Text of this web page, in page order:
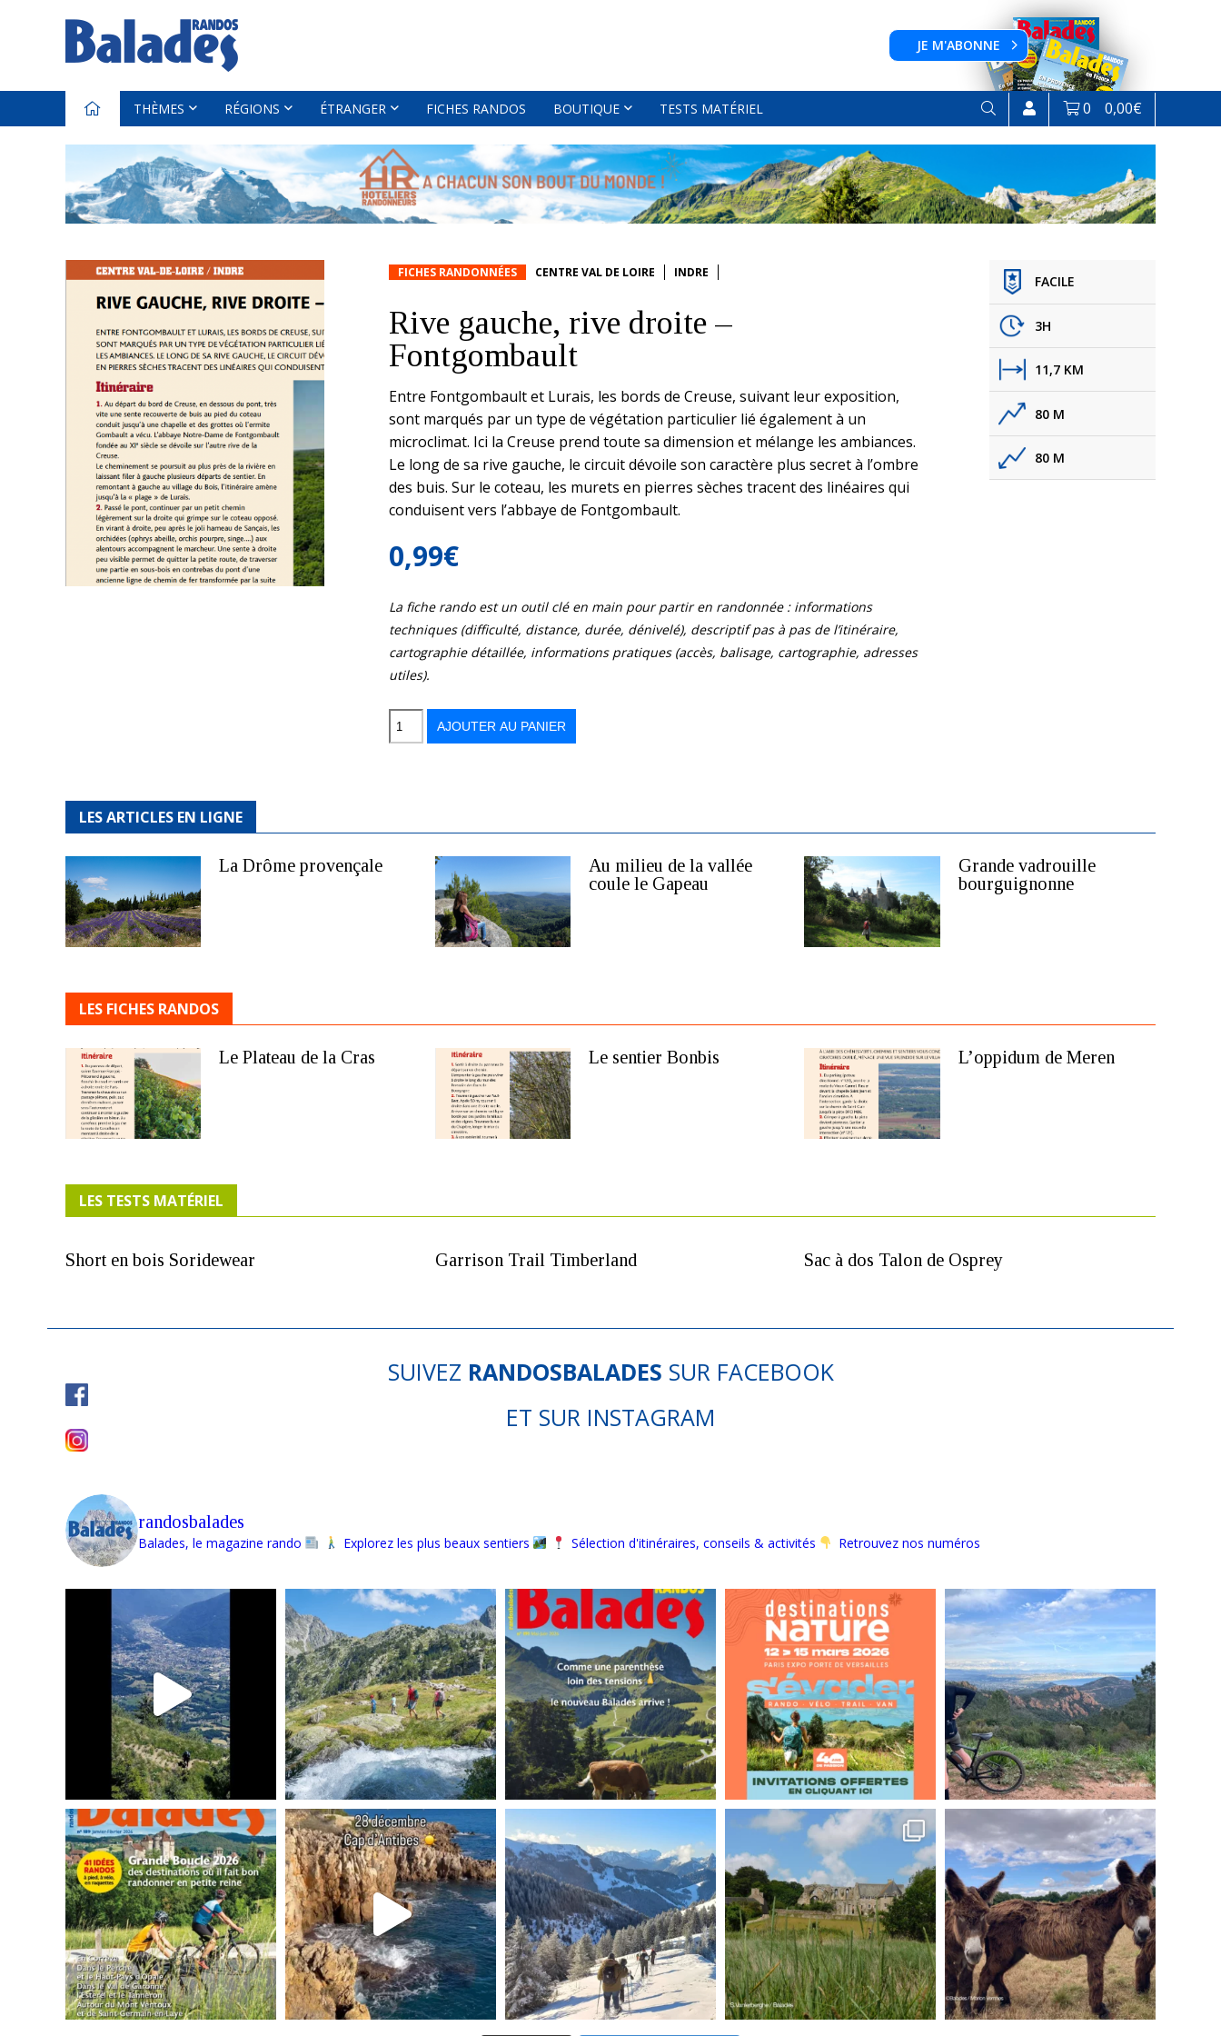
JE M'ABONNE
THÈMES RÉGIONS ÉTRANGER FICHES RANDOS BOUTIQUE TESTS MATÉRIEL 0 0,00€
FICHES RANDONNÉES CENTRE VAL DE LOIRE INDRE
Rive gauche, rive droite –
Fontgombault
Entre Fontgombault et Lurais, les bords de Creuse, suivant leur exposition,
sont marqués par un type de végétation particulier lié également à un
microclimat. Ici la Creuse prend toute sa dimension et mélange les ambiances.
Le long de sa rive gauche, le circuit dévoile son caractère plus secret à l’ombre
des buis. Sur le coteau, les murets en pierres sèches tracent des linéaires qui
conduisent vers l’abbaye de Fontgombault.
0,99€
La fiche rando est un outil clé en main pour partir en randonnée : informations
techniques (difficulté, distance, durée, dénivelé), descriptif pas à pas de l’itinéraire,
cartographie détaillée, informations pratiques (accès, balisage, cartographie, adresses
utiles).
quantité
Rive
gauche,
–
AJOUTER AU PANIER
FACILE
3H
11,7 KM
80 M
80 M
LES ARTICLES EN LIGNE
La Drôme provençale
Au milieu de la vallée
coule le Gapeau
Grande vadrouille
bourguignonne
LES FICHES RANDOS
Le Plateau de la Cras Le sentier Bonbis L’oppidum de Meren
LES TESTS MATÉRIEL
Short en bois Soridewear Garrison Trail Timberland Sac à dos Talon de Osprey
SUIVEZ RANDOSBALADES SUR FACEBOOK
ET SUR INSTAGRAM
randosbalades
Balades, le magazine rando Explorez les plus beaux sentiers Sélection d'itinéraires, conseils & activités Retrouvez nos numéros